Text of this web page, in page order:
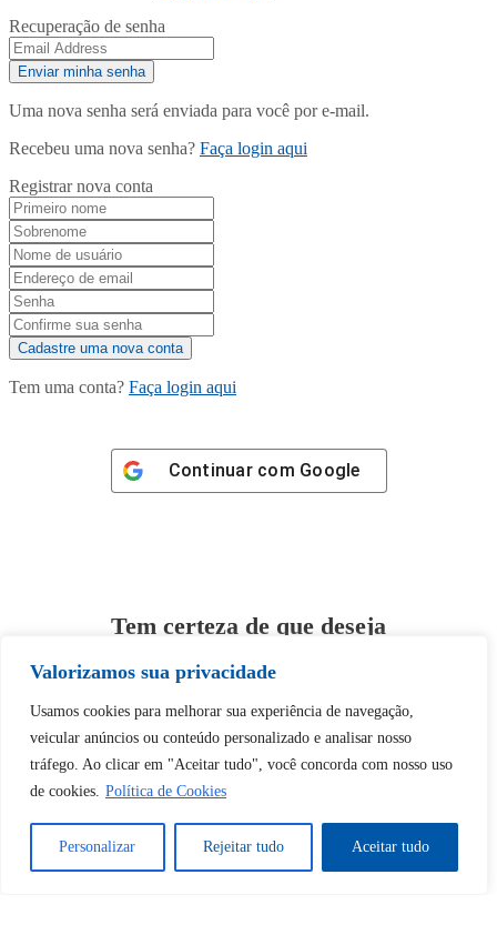
Valorizamos sua privacidade
Usamos cookies para melhorar sua experiência de navegação,
veicular anúncios ou conteúdo personalizado e analisar nosso
tráfego. Ao clicar em "Aceitar tudo", você concorda com nosso uso
de cookies. Política de Cookies
Personalizar Rejeitar tudo Aceitar tudo
Recuperação de senha
Uma nova senha será enviada para você por e-mail.
Recebeu uma nova senha? Faça login aqui
Registrar nova conta
Tem uma conta? Faça login aqui
Continuar com Google
Tem certeza de que deseja
Desbloquear esquerda : 0
Sim